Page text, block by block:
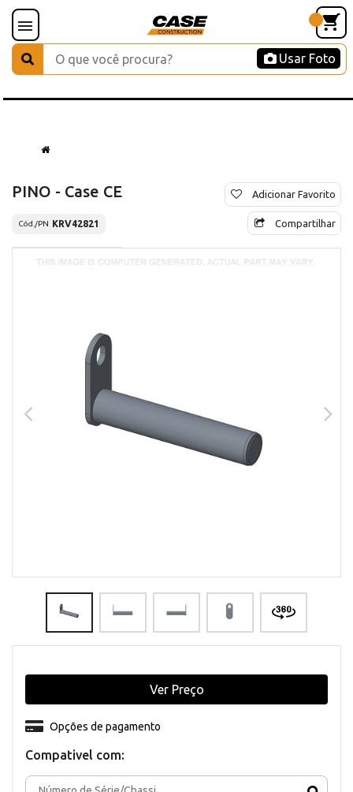
Usar Foto
PINO - Case CE
Cód./PN KRV42821
Adicionar Favorito
Compartilhar
Compativel com:
Opções de pagamento
Ver Preço